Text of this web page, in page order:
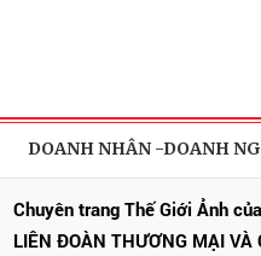
DOANH NHÂN -DOANH
Chuyên trang Thế Giới Ảnh
LIÊN ĐOÀN THƯƠNG MẠI VÀ